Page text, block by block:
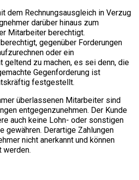
dem Rechnungsausgleich in Verzug
darüber hinaus zum
Mitarbeiter berechtigt.
gegenüber Forderungen
oder ein
geltend zu machen, es sei denn, die
Gegenforderung ist
festgestellt.
überlassenen Mitarbeiter sind
entgegenzunehmen. Der Kunde
auch keine Lohn- oder sonstigen
gewähren. Derartige Zahlungen
nicht anerkannt und können
werden.